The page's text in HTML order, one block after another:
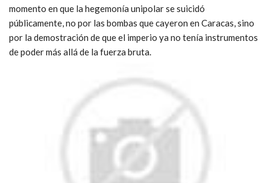
momento en que la hegemonía unipolar se suicidó
públicamente, no por las bombas que cayeron en Caracas, sino
por la demostración de que el imperio ya no tenía instrumentos
de poder más allá de la fuerza bruta.